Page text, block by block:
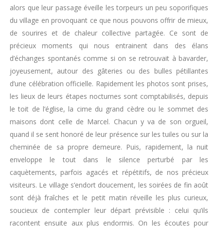
alors que leur passage éveille les torpeurs un peu soporifiques
du village en provoquant ce que nous pouvons offrir de mieux,
de sourires et de chaleur collective partagée. Ce sont de
précieux moments qui nous entrainent dans des élans
d’échanges spontanés comme si on se retrouvait à bavarder,
joyeusement, autour des gâteries ou des bulles pétillantes
d’une célébration officielle. Rapidement les photos sont prises,
les lieux de leurs étapes nocturnes sont comptabilisés, depuis
le toit de l’église, la cime du grand cèdre ou le sommet des
maisons dont celle de Marcel. Chacun y va de son orgueil,
quand il se sent honoré de leur présence sur les tuiles ou sur la
cheminée de sa propre demeure. Puis, rapidement, la nuit
enveloppe le tout dans le silence perturbé par les
caquètements, parfois agacés et répétitifs, de nos précieux
visiteurs. Le village s’endort doucement, les soirées de fin août
sont déjà fraîches et le petit matin réveille les plus curieux,
soucieux de contempler leur départ prévisible : celui qu’ils
racontent ensuite aux plus endormis. On les écoutes pour